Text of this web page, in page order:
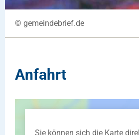
© gemeindebrief.de
Anfahrt
Sie können sich die Karte